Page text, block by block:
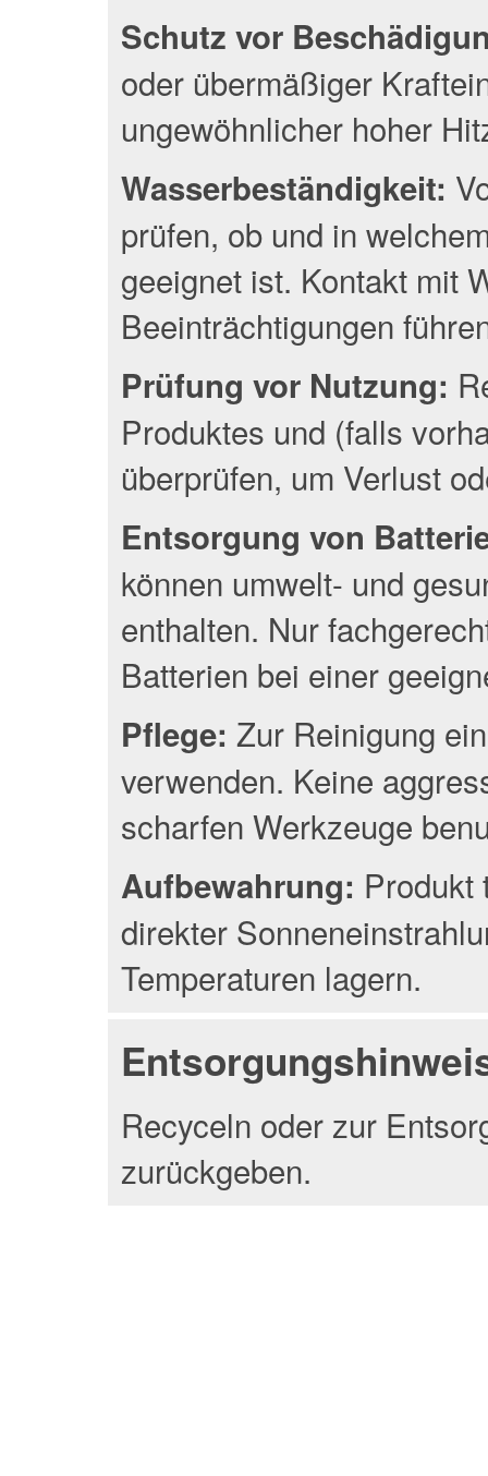
Schutz vor
oder übermäßiger
ungewöhnlicher hoher
Wasserbeständigkeit:
prüfen, ob und in
geeignet ist. Kontakt mit
Beeinträchtigungen
Prüfung vor Nutzung:
Produktes und (falls
überprüfen, um Verlust
Entsorgung von
können umwelt- und
enthalten. Nur
Batterien bei einer
Pflege: Zur Reinigung
verwenden. Keine
scharfen Werkzeuge
Aufbewahrung: Produkt
direkter
Temperaturen lagern.
Recyceln oder zur
zurückgeben.